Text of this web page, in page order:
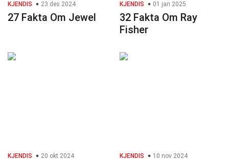
KJENDIS 23 des 2024
27 Fakta Om Jewel
KJENDIS 01 jan 2025
32 Fakta Om Ray
Fisher
KJENDIS 20 okt 2024 KJENDIS 10 nov 2024